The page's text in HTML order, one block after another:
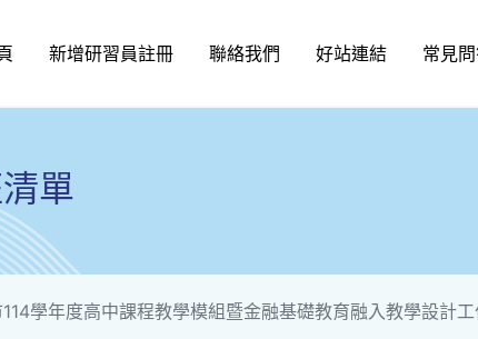
新增研習員註冊 聯絡我們 好站連結 常見
單
學年度高中課程教學模組暨金融基礎教育融入教學設計